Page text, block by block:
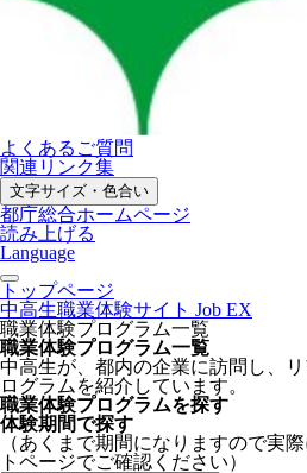
よくあるご質問
関連リンク集
文字サイズ・色合い
都庁総合ホームページ
読み上げる
Language
トップページ
中高生職業体験サイト Job EX
職業体験プログラム一覧
職業体験プログラム一覧
中高生が、都内の企業に訪問し、
ログラムを紹介しています。
職業体験プログラムを探す
体験期間で探す
（あくまで期間になりますので実
トページでご確認ください）